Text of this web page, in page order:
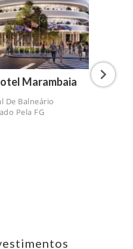
Marambaia
De Balneário
Pela FG